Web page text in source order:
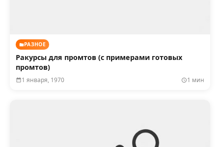
РАЗНОЕ
Ракурсы для промтов (с примерами готовых
промтов)
1 января, 1970 1 мин